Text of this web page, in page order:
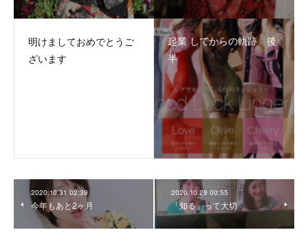
明けましておめでとうご
ざいます
起業 してからの軌跡 後
半
2020.10.31 02:39
今年もあと2ヶ月
2020.10.29 00:55
「知る」って大切